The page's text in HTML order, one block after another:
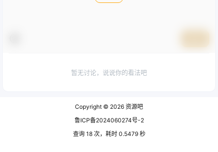
暂无讨论，说说你的看法吧
Copyright © 2026 资源吧
鲁ICP备2024060274号-2
查询 18 次，耗时 0.5479 秒